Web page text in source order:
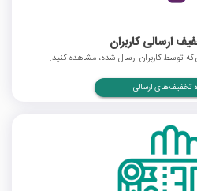
ارسالی کاربران
توسط کاربران ارسال شده، مشاهده کنید.
تخفیف‌های ارسالی